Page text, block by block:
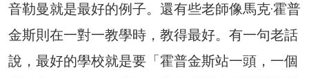
音勒曼就是最好的例子。還有些老師像馬克·霍普
金斯則在一對一教學時，教得最好。有一句老話
說，最好的學校就是要「霍普金斯站一頭，一個